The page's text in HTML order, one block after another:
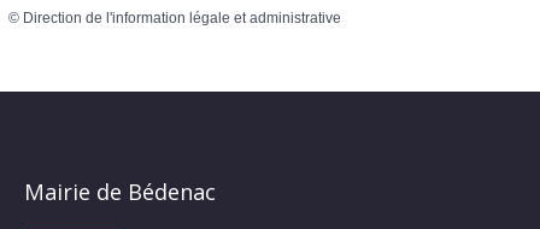
© Direction de l'information légale et administrative
Mairie de Bédenac